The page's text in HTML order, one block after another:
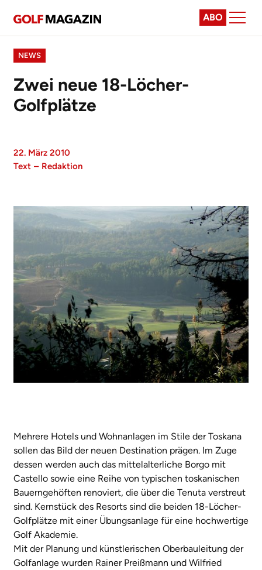
ABO
NEWS
Zwei neue 18-Löcher-
Golfplätze
22. März 2010
Text – Redaktion
Mehrere Hotels und Wohnanlagen im Stile der Toskana
sollen das Bild der neuen Destination prägen. Im Zuge
dessen werden auch das mittelalterliche Borgo mit
Castello sowie eine Reihe von typischen toskanischen
Bauerngehöften renoviert, die über die Tenuta verstreut
sind. Kernstück des Resorts sind die beiden 18-Löcher-
Golfplätze mit einer Übungsanlage für eine hochwertige
Golf Akademie.
Mit der Planung und künstlerischen Oberbauleitung der
Golfanlage wurden Rainer Preißmann und Wilfried